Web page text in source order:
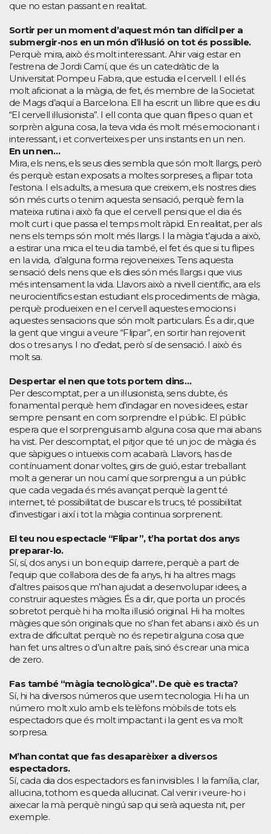
que no estan passant en realitat.
Sortir per un moment d’aquest món tan difícil per a
submergir-nos en un món d’il·lusió on tot és possible.
Perquè mira, això és molt interessant. Ahir vaig estar en
l’estrena de Jordi Camí, que és un catedràtic de la
Universitat Pompeu Fabra, que estudia el cervell. I ell és
molt aficionat a la màgia, de fet, és membre de la Societat
de Mags d’aquí a Barcelona. Ell ha escrit un llibre que es diu
“El cervell il·lusionista”. I ell conta que quan flipes o quan et
sorprèn alguna cosa, la teva vida és molt més emocionant i
interessant, i et converteixes per uns instants en un nen.
En un nen…
Mira, els nens, els seus dies sembla que són molt llargs, però
és perquè estan exposats a moltes sorpreses, a flipar tota
l’estona. I els adults, a mesura que creixem, els nostres dies
són més curts o tenim aquesta sensació, perquè fem la
mateixa rutina i això fa que el cervell pensi que el dia és
molt curt i que passa el temps molt ràpid. En realitat, per als
nens els temps són molt més llargs. I la màgia t’ajuda a això,
a estirar una mica el teu dia també, el fet és que si tu flipes
en la vida, d’alguna forma rejoveneixes. Tens aquesta
sensació dels nens que els dies són més llargs i que vius
més intensament la vida. Llavors això a nivell científic, ara els
neurocientífics estan estudiant els procediments de màgia,
perquè produeixen en el cervell aquestes emocions i
aquestes sensacions que són molt particulars. És a dir, que
la gent que vingui a veure “Flipar”, en sortir han rejovenit
dos o tres anys. I no d’edat, però sí de sensació. I això és
molt sa.
Despertar el nen que tots portem dins…
Per descomptat, per a un il·lusionista, sens dubte, és
fonamental perquè hem d’indagar en noves idees, estar
sempre pensant en com sorprendre el públic. El públic
espera que el sorprenguis amb alguna cosa que mai abans
ha vist. Per descomptat, el pitjor que té un joc de màgia és
que sàpigues o intueixis com acabarà. Llavors, has de
contínuament donar voltes, girs de guió, estar treballant
molt a generar un nou camí que sorprengui a un públic
que cada vegada és més avançat perquè la gent té
internet, té possibilitat de buscar els trucs, té possibilitat
d’investigar i així i tot la màgia continua sorprenent.
El teu nou espectacle “Flipar”, t’ha portat dos anys
preparar-lo.
Sí, sí, dos anys i un bon equip darrere, perquè a part de
l’equip que col·labora des de fa anys, hi ha altres mags
d’altres països que m’han ajudat a desenvolupar idees, a
construir aquestes màgies. És a dir, que porta un procés
sobretot perquè hi ha molta il·lusió original. Hi ha moltes
màgies que són originals que no s’han fet abans i això és un
extra de dificultat perquè no és repetir alguna cosa que
han fet uns altres o d’un altre país, sinó és crear una mica
de zero.
Fas també “màgia tecnològica”. De què es tracta?
Sí, hi ha diversos números que usem tecnologia. Hi ha un
número molt xulo amb els telèfons mòbils de tots els
espectadors que és molt impactant i la gent es va molt
sorpresa.
M’han contat que fas desaparèixer a diversos
espectadors.
Sí, cada dia dos espectadors es fan invisibles. I la família, clar,
al·lucina, tothom es queda al·lucinat. Cal venir i veure-ho i
aixecar la mà perquè ningú sap qui serà aquesta nit, per
exemple.